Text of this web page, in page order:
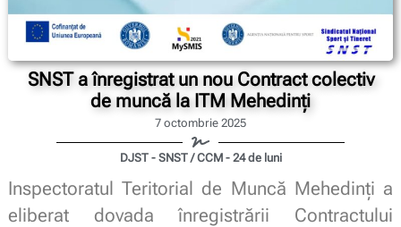
SNST a înregistrat un nou Contract colectiv
de muncă la ITM Mehedinți
7 octombrie 2025
DJST - SNST / CCM - 24 de luni
Inspectoratul Teritorial de Muncă Mehedinți a
eliberat dovada înregistrării Contractului